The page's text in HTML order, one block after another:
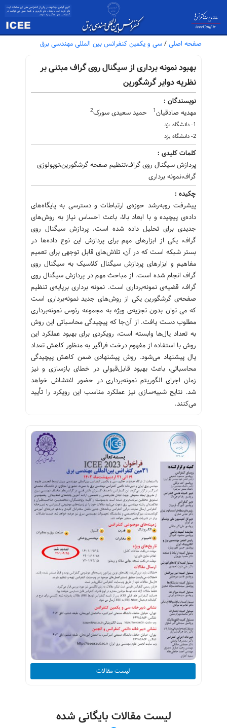
صفحه اصلی / سی و یکمین کنفرانس بین المللی مهندسی برق
بهبود نمونه برداری از سیگنال روی گراف مبتنی بر
نظریه دوایر گرشگورین
نویسندگان :
مهدیه صادقیان1 حمید سعیدی سورک2
1- دانشگاه یزد
2- دانشگاه یزد
کلمات کلیدی :
پردازش سیگنال روی گراف،تنظیم صفحه گرشگورین،توپولوژی
گراف،نمونه برداری
چکیده :
پیشرفت روبه‌رشد حوزه‌ی ارتباطات و دسترسی به پایگاه‌های
داده‌ی پیچیده و با ابعاد بالا، باعث احساس نیاز به روش‌های
جدیدی برای تحلیل داده شده است. پردازش سیگنال روی
گراف، یکی از ابزارهای مهم برای پردازش این نوع داده‌ها در
بستر شبکه است که در آن، تلاش‌های قابل توجهی برای تعمیم
مفاهیم و ابزارهای پردازش سیگنال کلاسیک به سیگنال روی
گراف انجام شده است. از مباحث مهم در پردازش سیگنال روی
گراف، قضیه‌ی نمونه‌برداری است. نمونه برداری برپایه‌ی تنظیم
صفحه‌ی گرشگورین یکی از روش‌های جدید نمونه‌برداری است
که می توان بدون تجزیه‌ی ویژه به مجموعه‌ رئوس نمونه‌برداری
مطلوب دست یافت. از آن‌جا که پیچیدگی محاسباتی این روش
به تعداد یال‌ها وابسته است، رویکردی برای بهبود عملکرد این
روش با استفاده از مفهوم درخت فراگیر به منظور کاهش تعداد
یال پیشنهاد می‌شود. روش پیشنهادی ضمن کاهش پیچیدگی
محاسباتی، باعث بهبود قابل‌قبولی در خطای بازسازی و نیز
زمان اجرای الگوریتم‌ نمونه‌برداری در حضور اغتشاش خواهد
شد. نتایج شبیه‌سازی نیز عملکرد مناسب این رویکرد را تأیید
می‌کنند.
لیست مقالات
لیست مقالات بایگانی شده